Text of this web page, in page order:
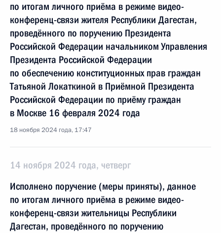
по итогам личного приёма в режиме видео-
конференц-связи жителя Республики Дагестан,
проведённого по поручению Президента
Российской Федерации начальником Управления
Президента Российской Федерации
по обеспечению конституционных прав граждан
Татьяной Локаткиной в Приёмной Президента
Российской Федерации по приёму граждан
в Москве 16 февраля 2024 года
18 ноября 2024 года, 17:47
14 ноября 2024 года, четверг
Исполнено поручение (меры приняты), данное
по итогам личного приёма в режиме видео-
конференц-связи жительницы Республики
Дагестан, проведённого по поручению